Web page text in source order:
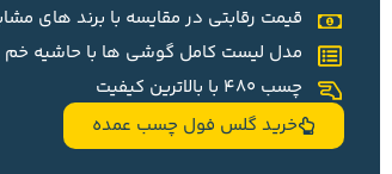
قیمت رقابتی در مقایسه با برند های
مدل لیست کامل گوشی ها با حاشیه خم
چسب 480 با بالاترین کیفیت
خرید گلس فول چسب عمده